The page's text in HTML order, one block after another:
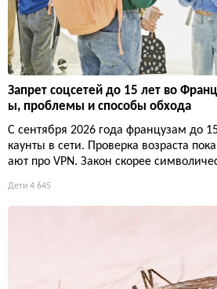
Запрет соцсетей до 15 лет во
ы, проблемы и способы обхода
С сентября 2026 года французам до
каунты в сети. Проверка возраста
ают про VPN. Закон скорее
Дети 4 645